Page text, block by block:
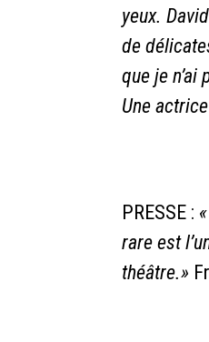
yeux.
de
que je
Une
PRESSE : «
rare est
théâtre.»